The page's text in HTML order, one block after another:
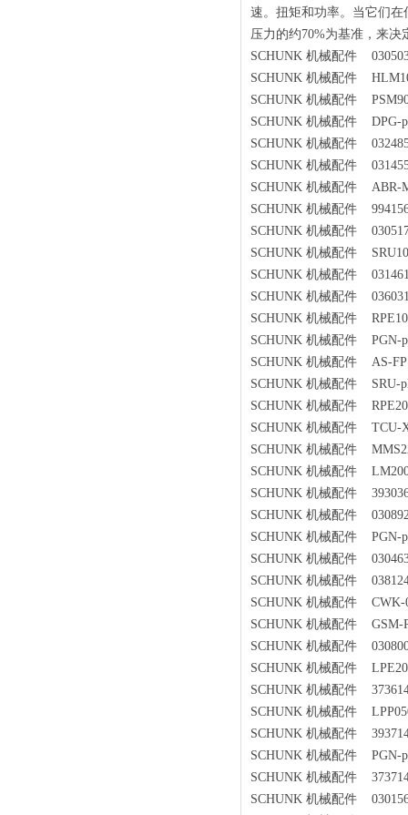
速。扭矩和功率。当它们
压力的约70%为基准，来
SCHUNK 机械配件
SCHUNK 机械配件
SCHUNK 机械配件
SCHUNK 机械配件 DPG-
SCHUNK 机械配件
SCHUNK 机械配件
SCHUNK 机械配件 ABR-
SCHUNK 机械配件
SCHUNK 机械配件
SCHUNK 机械配件
SCHUNK 机械配件
SCHUNK 机械配件
SCHUNK 机械配件
SCHUNK 机械配件 PGN-
SCHUNK 机械配件 AS-
SCHUNK 机械配件 SRU-
SCHUNK 机械配件
SCHUNK 机械配件 TCU-
SCHUNK 机械配件
SCHUNK 机械配件
SCHUNK 机械配件
SCHUNK 机械配件
SCHUNK 机械配件 PGN-
SCHUNK 机械配件
SCHUNK 机械配件
SCHUNK 机械配件 CWK-
SCHUNK 机械配件 GSM-
SCHUNK 机械配件
SCHUNK 机械配件
SCHUNK 机械配件
SCHUNK 机械配件
SCHUNK 机械配件
SCHUNK 机械配件 PGN-
SCHUNK 机械配件
SCHUNK 机械配件